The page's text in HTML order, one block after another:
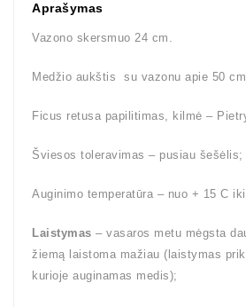
Aprašymas
Vazono skersmuo 24 cm.
Medžio aukštis su vazonu apie 50
Ficus retusa papilitimas, kilmė –
Šviesos toleravimas – pusiau šešėlis;
Auginimo temperatūra – nuo + 15 C
Laistymas – vasaros metu mėgsta
žiemą laistoma mažiau (laistymas
kurioje auginamas medis);